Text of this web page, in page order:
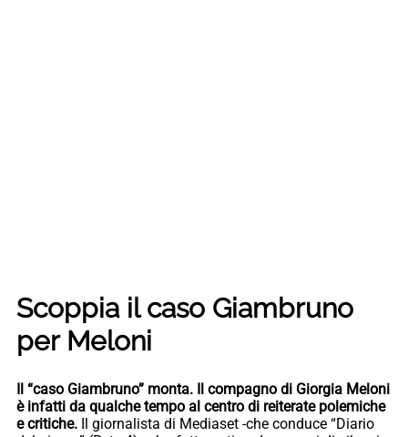
Scoppia il caso Giambruno
per Meloni
Il “caso Giambruno” monta. Il compagno di Giorgia Meloni
è infatti da qualche tempo al centro di reiterate polemiche
e critiche. Il giornalista di Mediaset -che conduce “Diario